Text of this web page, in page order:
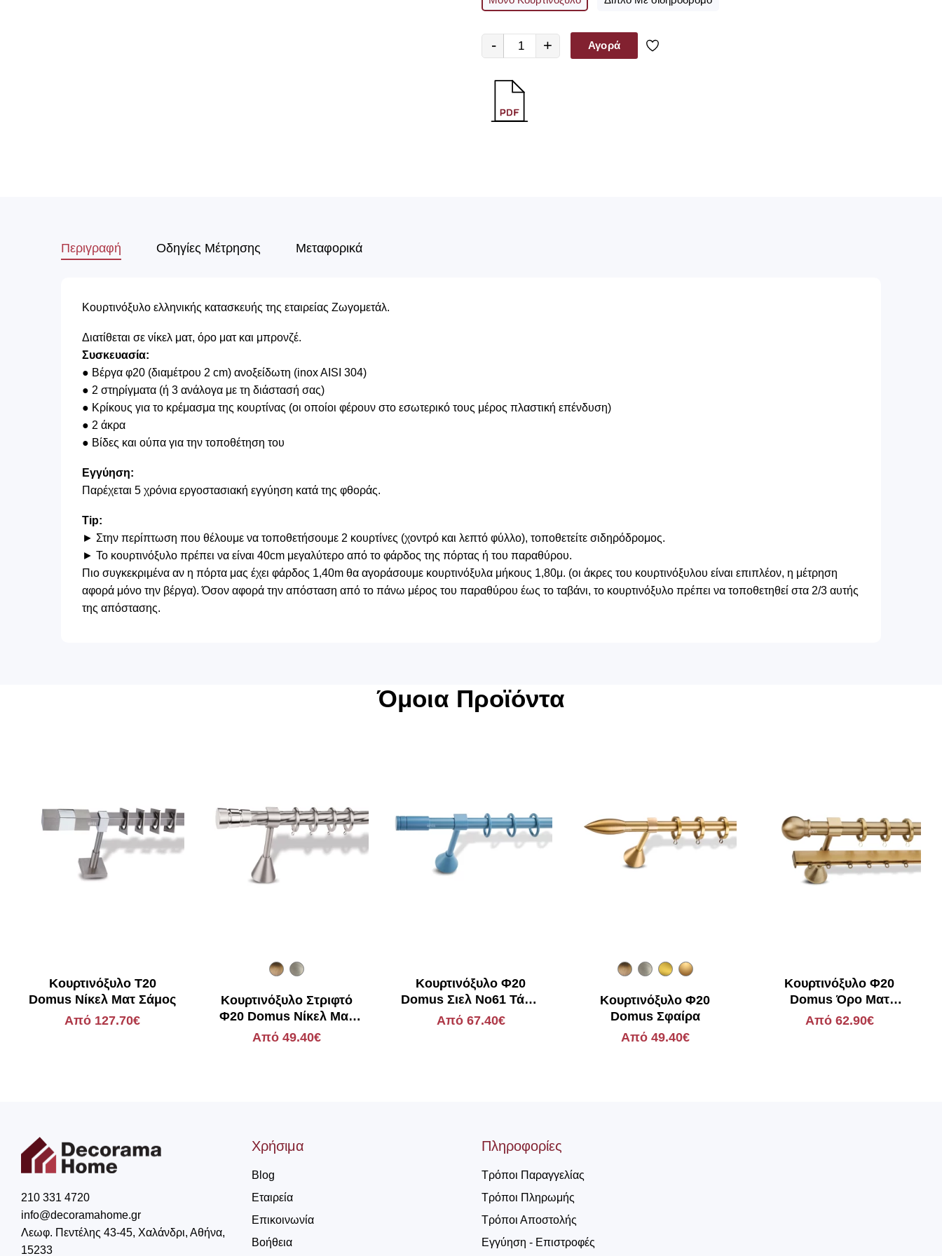
- + Αγορά
Περιγραφή Οδηγίες Μέτρησης Μεταφορικά
Κουρτινόξυλο ελληνικής κατασκευής της εταιρείας Ζωγομετάλ.
Διατίθεται σε νίκελ ματ, όρο ματ και μπρονζέ.
Συσκευασία:
● Βέργα φ20 (διαμέτρου 2 cm) ανοξείδωτη (inox AISI 304)
● 2 στηρίγματα (ή 3 ανάλογα με τη διάστασή σας)
● Κρίκους για το κρέμασμα της κουρτίνας (οι οποίοι φέρουν στο εσωτερικό τους μέρος πλαστική επένδυση)
● 2 άκρα
● Βίδες και ούπα για την τοποθέτηση του
Εγγύηση:
Παρέχεται 5 χρόνια εργοστασιακή εγγύηση κατά της φθοράς.
Tip:
► Στην περίπτωση που θέλουμε να τοποθετήσουμε 2 κουρτίνες (χοντρό και λεπτό φύλλο), τοποθετείτε σιδηρόδρομος.
► Το κουρτινόξυλο πρέπει να είναι 40cm μεγαλύτερο από το φάρδος της πόρτας ή του παραθύρου.
Πιο συγκεκριμένα αν η πόρτα μας έχει φάρδος 1,40m θα αγοράσουμε κουρτινόξυλα μήκους 1,80μ. (οι άκρες του κουρτινόξυλου είναι επιπλέον, η μέτρηση
αφορά μόνο την βέργα). Όσον αφορά την απόσταση από το πάνω μέρος του παραθύρου έως το ταβάνι, το κουρτινόξυλο πρέπει να τοποθετηθεί στα 2/3 αυτής
της απόστασης.
Όμοια Προϊόντα
Κουρτινόξυλο Τ20
Domus Νίκελ Ματ Σάμος
Από 127.70€
Κουρτινόξυλο Στριφτό
Φ20 Domus Νίκελ Ματ
και Αντικέ Πάρος
Από 49.40€
Κουρτινόξυλο Φ20
Domus Σιελ Νο61 Τάπα
Ρίγα
Από 67.40€
Κουρτινόξυλο Φ20
Domus Σφαίρα
Από 49.40€
Κουρτινόξυλο Φ20
Domus Όρο Ματ
Νουόβο
Από 62.90€
210 331 4720
info@decoramahome.gr
Λεωφ. Πεντέλης 43-45, Χαλάνδρι, Αθήνα,
15233
Χρήσιμα
Blog
Εταιρεία
Επικοινωνία
Βοήθεια
Πληροφορίες
Τρόποι Παραγγελίας
Τρόποι Πληρωμής
Τρόποι Αποστολής
Εγγύηση - Επιστροφές